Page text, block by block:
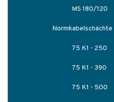
MS 180/120
Normkabelschächte
75 K1 - 250
75 K1 - 390
75 K1 - 500